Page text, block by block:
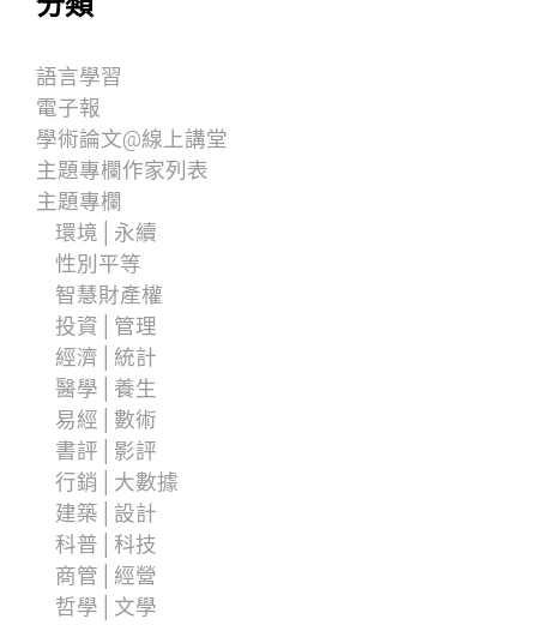
語言學習
電子報
學術論文@線上講堂
主題專欄作家列表
主題專欄
環境│永續
性別平等
智慧財產權
投資│管理
經濟│統計
醫學│養生
易經│數術
書評│影評
行銷│大數據
建築│設計
科普│科技
商管│經營
哲學│文學